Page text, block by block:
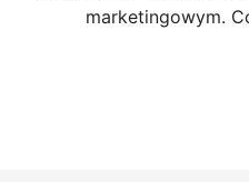
marketingowym.